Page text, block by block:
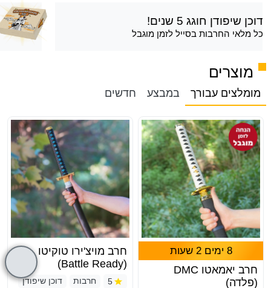
דוכן שיפודן חוגג 5 שנים!
כל מלאי החרבות בסייל לזמן מוגבל
מוצרים
מומלצים עבורך במבצע חדשים
8 ימים 2 שעות
חרב יאמאטו DMC
(פלדה)
חרב מויצ'ירו טוקיטו
(Battle Ready)
5 חרבות דוכן שיפודן